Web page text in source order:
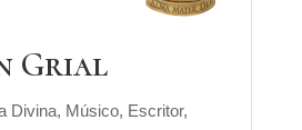
Grial
Divina, Músico, Escritor,